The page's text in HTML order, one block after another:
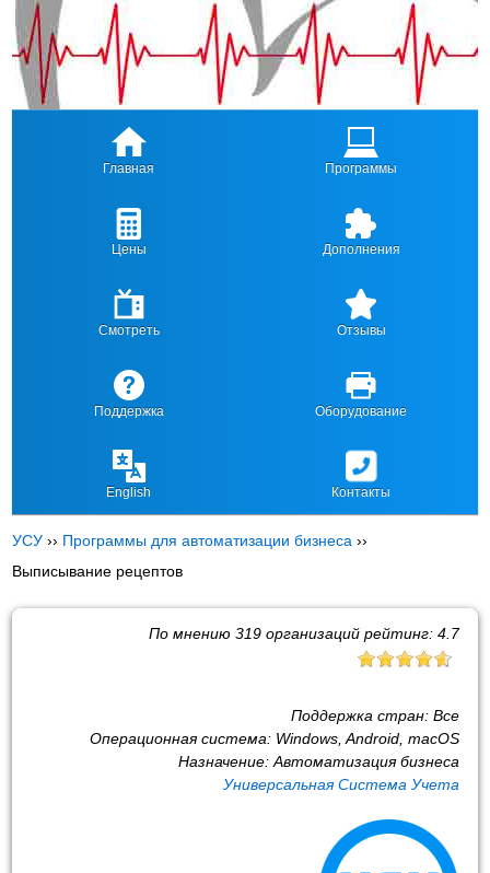
Главная Программы
Цены Дополнения
Смотреть Отзывы
Поддержка Оборудование
English Контакты
УСУ ›› Программы для автоматизации бизнеса ››
Выписывание рецептов
По мнению 319организаций рейтинг: 4.7
Поддержка стран: Все
Операционная система: Windows, Android, macOS
Назначение: Автоматизация бизнеса
Универсальная Система Учета